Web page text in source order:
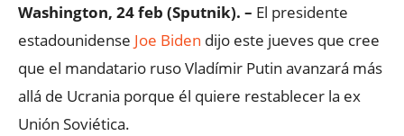
Washington, 24 feb (Sputnik). – El presidente
estadounidense Joe Biden dijo este jueves que cree
que el mandatario ruso Vladímir Putin avanzará más
allá de Ucrania porque él quiere restablecer la ex
Unión Soviética.